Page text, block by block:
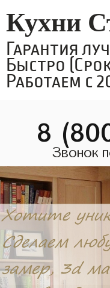
Кухни
Гарантия
Быстро
Работаем с
8
Звонок